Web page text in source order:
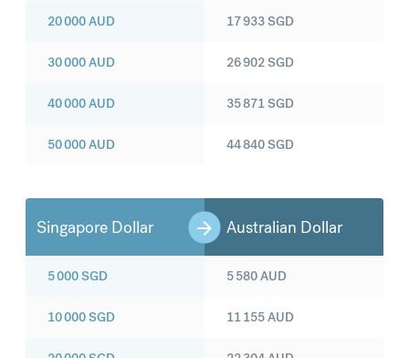
20 000AUD
30 000AUD
40 000AUD
50 000AUD
17 933SGD
26 902SGD
35 871SGD
44 840SGD
Singapore Dollar Australian Dollar
5 000SGD
10 000SGD
5 580AUD
11 155AUD